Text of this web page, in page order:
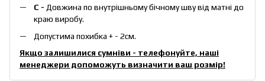
С - Довжина по внутрішньому бічному шву від матні до
краю виробу.
Допустима похибка + - 2см.
Якщо залишилися сумніви - телефонуйте, наші
менеджери допоможуть визначити ваш розмір!